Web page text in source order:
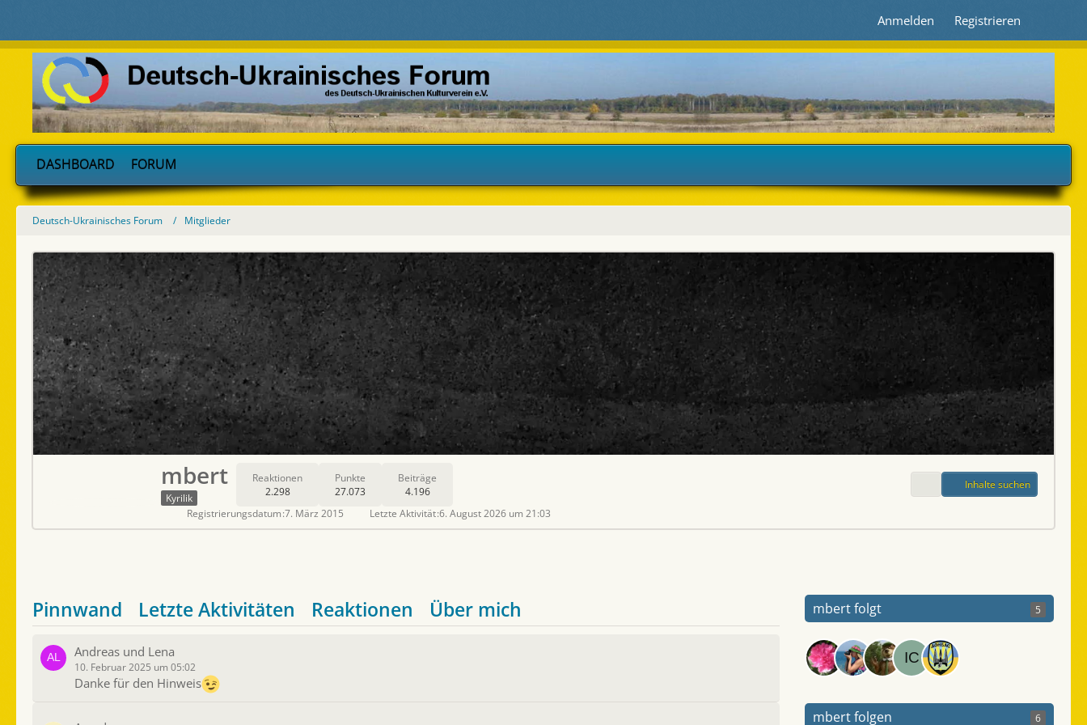
Anmelden Registrieren
DASHBOARD FORUM
Deutsch-Ukrainisches Forum Mitglieder
mbert
Kyrilik
Reaktionen
2.298
Punkte
27.073
Beiträge
4.196
Inhalte suchen
Registrierungsdatum 7. März 2015 Letzte Aktivität 6. August 2026 um 21:03
Pinnwand Letzte Aktivitäten Reaktionen Über mich
Andreas und Lena
10. Februar 2025 um 05:02
Danke für den Hinweis
mbert folgt 5
mbert folgen 6